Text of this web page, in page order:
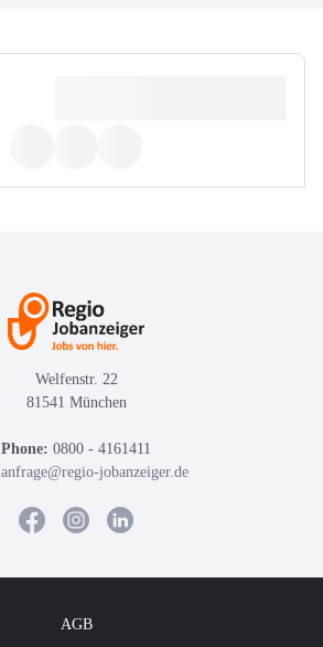
Welfenstr. 22
81541 München
Phone: 0800 - 4161411
anfrage@regio-jobanzeiger.de
AGB